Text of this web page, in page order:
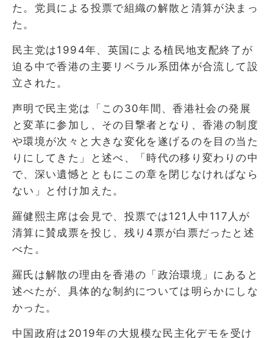
た。党員による投票で組織の解散と清算が決まっ
た。
民主党は1994年、英国による植民地支配終了が
迫る中で香港の主要リベラル系団体が合流して設
立された。
声明で民主党は「この30年間、香港社会の発展
と変革に参加し、その目撃者となり、香港の制度
や環境が次々と大きな変化を遂げるのを目の当た
りにしてきた」と述べ、「時代の移り変わりの中
で、深い遺憾とともにこの章を閉じなければなら
ない」と付け加えた。
羅健熙主席は会見で、投票では121人中117人が
清算に賛成票を投じ、残り4票が白票だったと述
べた。
羅氏は解散の理由を香港の「政治環境」にあると
述べたが、具体的な制約については明らかにしな
かった。
中国政府は2019年の大規模な民主化デモを受け